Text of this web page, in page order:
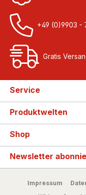
+49 (0)9903 -
Gratis
Service
Produktwelten
Shop
Newsletter
Impressum